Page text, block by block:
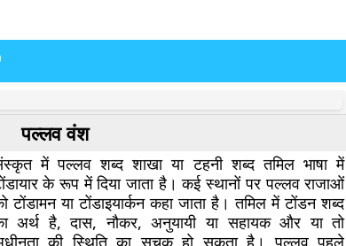
पल्लव वंश
में पल्लव शब्द शाखा या टहनी शब्द तमिल भाषा में
के रूप में दिया जाता है। कई स्थानों पर पल्लव राजाओं
टोंडामन या टोंडाइयार्कन कहा जाता है। तमिल में टोंडन शब्द
अर्थ है, दास, नौकर, अनुयायी या सहायक और या तो
की स्थिति का सूचक हो सकता है। पल्लव पहले